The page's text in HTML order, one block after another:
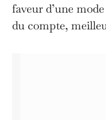
faveur d’une
du compte,